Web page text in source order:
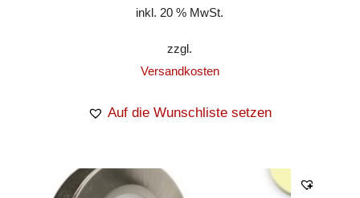
inkl. 20 % MwSt.
zzgl.
Versandkosten
Auf die Wunschliste setzen